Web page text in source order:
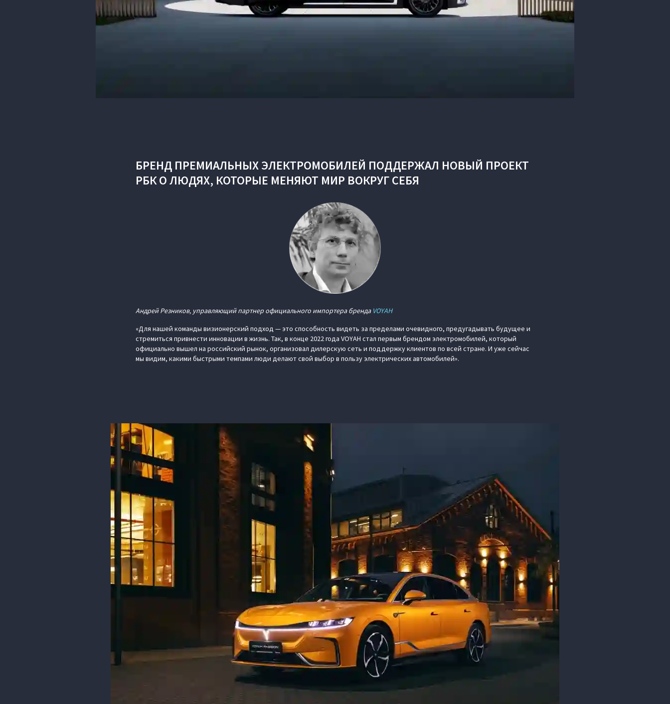
БРЕНД ПРЕМИАЛЬНЫХ ЭЛЕКТРОМОБИЛЕЙ ПОДДЕРЖАЛ НОВЫЙ ПРОЕКТ
РБК О ЛЮДЯХ, КОТОРЫЕ МЕНЯЮТ МИР ВОКРУГ СЕБЯ
Андрей Резников, управляющий партнер официального импортера бренда VOYAH
«Для нашей команды визионерский подход — это способность видеть за пределами очевидного, предугадывать будущее и
стремиться привнести инновации в жизнь. Так, в конце 2022 года VOYAH стал первым брендом электромобилей, который
официально вышел на российский рынок, организовал дилерскую сеть и поддержку клиентов по всей стране. И уже сейчас
мы видим, какими быстрыми темпами люди делают свой выбор в пользу электрических автомобилей».